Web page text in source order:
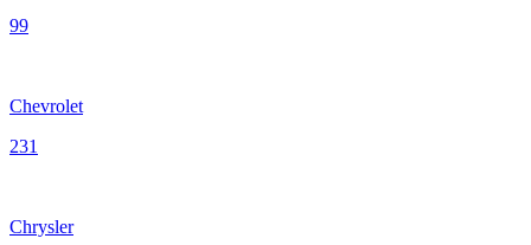
99
Chevrolet
231
Chrysler